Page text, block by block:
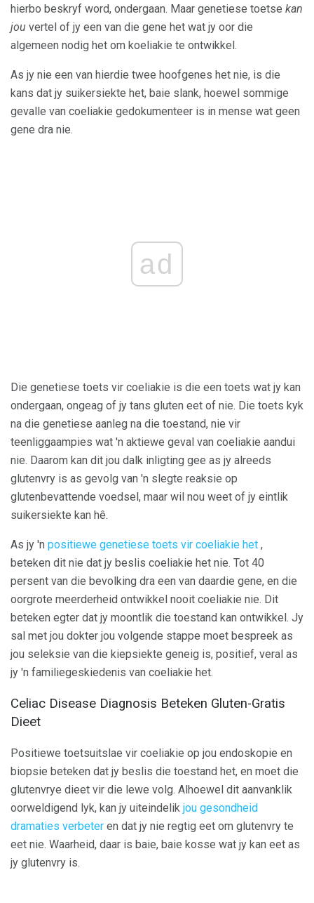
hierbo beskryf word, ondergaan. Maar genetiese toetse kan
jou vertel of jy een van die gene het wat jy oor die
algemeen nodig het om koeliakie te ontwikkel.
As jy nie een van hierdie twee hoofgenes het nie, is die
kans dat jy suikersiekte het, baie slank, hoewel sommige
gevalle van coeliakie gedokumenteer is in mense wat geen
gene dra nie.
ad
Die genetiese toets vir coeliakie is die een toets wat jy kan
ondergaan, ongeag of jy tans gluten eet of nie. Die toets kyk
na die genetiese aanleg na die toestand, nie vir
teenliggaampies wat 'n aktiewe geval van coeliakie aandui
nie. Daarom kan dit jou dalk inligting gee as jy alreeds
glutenvry is as gevolg van 'n slegte reaksie op
glutenbevattende voedsel, maar wil nou weet of jy eintlik
suikersiekte kan hê.
As jy 'n positiewe genetiese toets vir coeliakie het ,
beteken dit nie dat jy beslis coeliakie het nie. Tot 40
persent van die bevolking dra een van daardie gene, en die
oorgrote meerderheid ontwikkel nooit coeliakie nie. Dit
beteken egter dat jy moontlik die toestand kan ontwikkel. Jy
sal met jou dokter jou volgende stappe moet bespreek as
jou seleksie van die kiepsiekte geneig is, positief, veral as
jy 'n familiegeskiedenis van coeliakie het.
Celiac Disease Diagnosis Beteken Gluten-Gratis
Dieet
Positiewe toetsuitslae vir coeliakie op jou endoskopie en
biopsie beteken dat jy beslis die toestand het, en moet die
glutenvrye dieet vir die lewe volg. Alhoewel dit aanvanklik
oorweldigend lyk, kan jy uiteindelik jou gesondheid
dramaties verbeter en dat jy nie regtig eet om glutenvry te
eet nie. Waarheid, daar is baie, baie kosse wat jy kan eet as
jy glutenvry is.